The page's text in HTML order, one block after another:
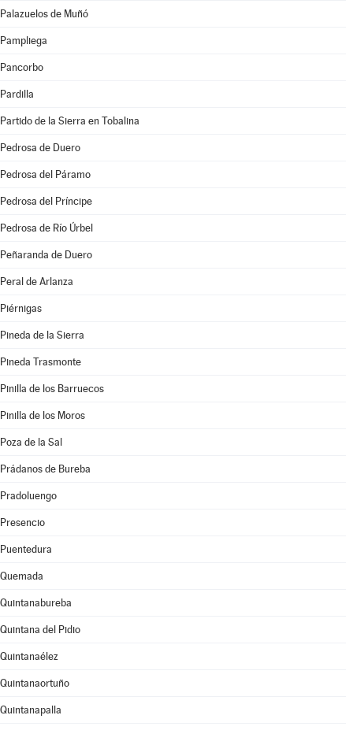
Palazuelos de Muñó
Pampliega
Pancorbo
Pardilla
Partido de la Sierra en Tobalina
Pedrosa de Duero
Pedrosa del Páramo
Pedrosa del Príncipe
Pedrosa de Río Úrbel
Peñaranda de Duero
Peral de Arlanza
Piérnigas
Pineda de la Sierra
Pineda Trasmonte
Pinilla de los Barruecos
Pinilla de los Moros
Poza de la Sal
Prádanos de Bureba
Pradoluengo
Presencio
Puentedura
Quemada
Quintanabureba
Quintana del Pidio
Quintanaélez
Quintanaortuño
Quintanapalla